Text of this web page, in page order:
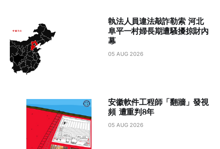
執法人員違法敲詐勒索 河北
阜平一村婦長期遭騷擾掠財內
幕
05 AUG 2026
安徽軟件工程師「翻牆」發視
頻 遭重判8年
05 AUG 2026